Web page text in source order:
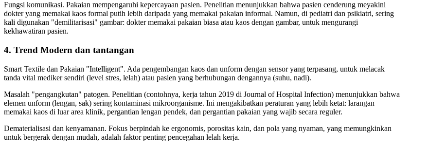
Fungsi komunikasi. Pakaian mempengaruhi kepercayaan pasien. Penelitian menunjukkan bahwa pasien cenderung meyakini
dokter yang memakai kaos formal putih lebih daripada yang memakai pakaian informal. Namun, di pediatri dan psikiatri, sering
kali digunakan "demilitarisasi" gambar: dokter memakai pakaian biasa atau kaos dengan gambar, untuk mengurangi
kekhawatiran pasien.
4. Trend Modern dan tantangan
Smart Textile dan Pakaian "Intelligent". Ada pengembangan kaos dan unform dengan sensor yang terpasang, untuk melacak
tanda vital mediker sendiri (level stres, lelah) atau pasien yang berhubungan dengannya (suhu, nadi).
Masalah "pengangkutan" patogen. Penelitian (contohnya, kerja tahun 2019 di Journal of Hospital Infection) menunjukkan bahwa
elemen unform (lengan, sak) sering kontaminasi mikroorganisme. Ini mengakibatkan peraturan yang lebih ketat: larangan
memakai kaos di luar area klinik, pergantian lengan pendek, dan pergantian pakaian yang wajib secara reguler.
Dematerialisasi dan kenyamanan. Fokus berpindah ke ergonomis, porositas kain, dan pola yang nyaman, yang memungkinkan
untuk bergerak dengan mudah, adalah faktor penting pencegahan lelah kerja.